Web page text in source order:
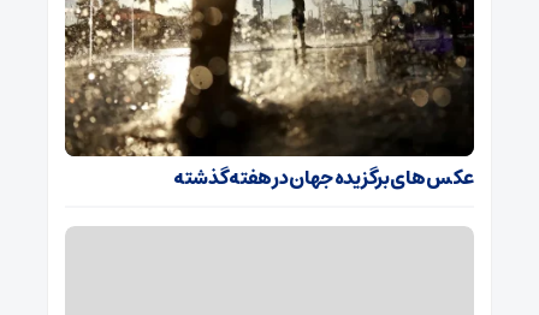
عکس های برگزیده جهان در هفته گذشته